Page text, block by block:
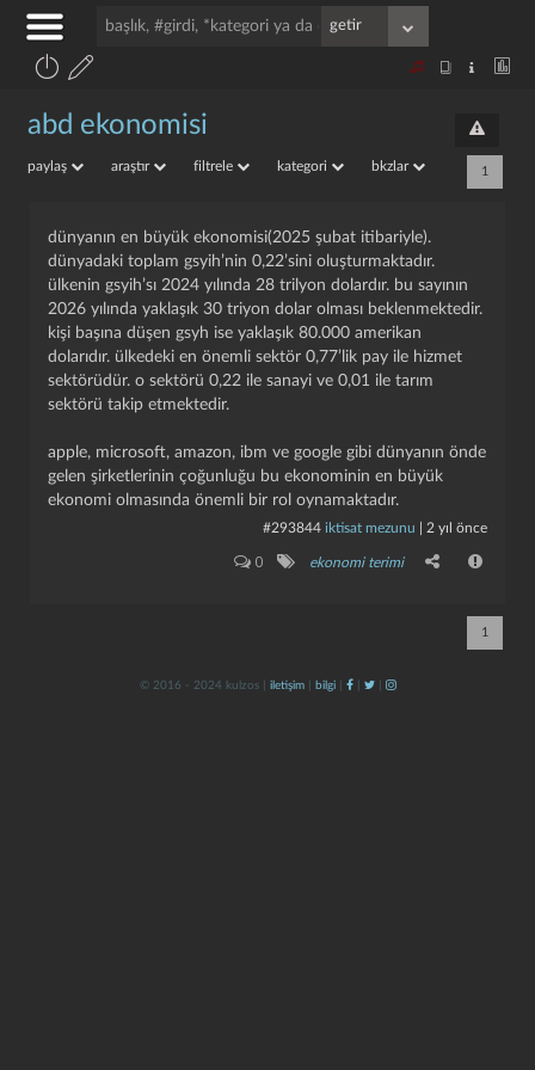
abd ekonomisi
paylaş araştır filtrele kategori bkzlar 1
dünyanın en büyük ekonomisi(2025 şubat itibariyle).
dünyadaki toplam gsyih’nin 0,22’sini oluşturmaktadır.
ülkenin gsyih’sı 2024 yılında 28 trilyon dolardır. bu sayının
2026 yılında yaklaşık 30 triyon dolar olması beklenmektedir.
kişi başına düşen gsyh ise yaklaşık 80.000 amerikan
dolarıdır. ülkedeki en önemli sektör 0,77’lik pay ile hizmet
sektörüdür. o sektörü 0,22 ile sanayi ve 0,01 ile tarım
sektörü takip etmektedir.
apple, microsoft, amazon, ibm ve google gibi dünyanın önde
gelen şirketlerinin çoğunluğu bu ekonominin en büyük
ekonomi olmasında önemli bir rol oynamaktadır.
#293844 iktisat mezunu 2 yıl önce
0 ekonomi terimi
1
© 2016 - 2024 kulzos | iletişim| bilgi| | |